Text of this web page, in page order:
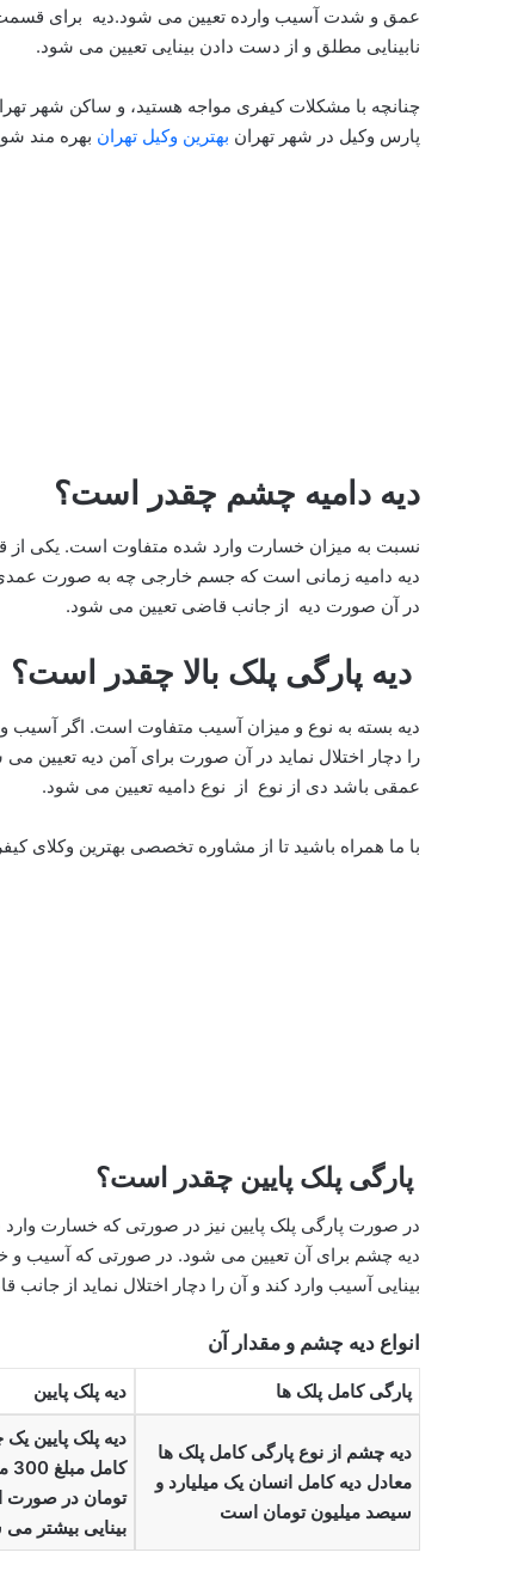
عمق و شدت آسیب وارده تعیین می شود.دیه برای قسمت
نابینایی مطلق و از دست دادن بینایی تعیین می شود.
چنانچه با مشکلات کیفری مواجه هستید، و ساکن شهر
پارس وکیل در شهر تهران بهترین وکیل تهران بهره مند
دیه دامیه چشم چقدر است؟
نسبت به میزان خسارت وارد شده متفاوت است. یکی از
دیه دامیه زمانی است که جسم خارجی چه به صورت
در آن صورت دیه از جانب قاضی تعیین می شود.
دیه پارگی پلک بالا چقدر است؟
دیه بسته به نوع و میزان آسیب متفاوت است. اگر آسیب
را دچار اختلال نماید در آن صورت برای آمن دیه
عمقی باشد دی از نوع از نوع دامیه تعیین می شود.
با ما همراه باشید تا از مشاوره تخصصی بهترین وکلای
پارگی پلک پایین چقدر است؟
در صورت پارگی پلک پایین نیز در صورتی که خسارت
دیه چشم برای آن تعیین می شود. در صورتی که آسیب
بینایی آسیب وارد کند و آن را دچار اختلال نماید از
انواع دیه چشم و مقدار آن
پارگی کامل پلک ها دیه پلک پایین
دیه چشم از نوع پارگی کامل پلک ها
معادل دیه کامل انسان یک میلیارد و
سیصد میلیون تومان است
دیه پلک پایین یک
تومان در صورت
بینایی بیشتر